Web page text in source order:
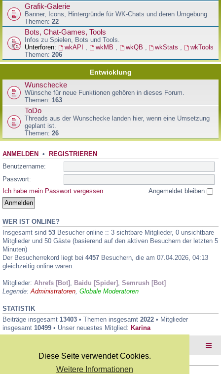
Diese Seite verwendet Cookies.
Weitere Informationen
Grafik-Galerie
Banner, Icons, Hintergründe für WK-Chats und deren Umgebung
Themen: 22
Bots, Chat-Games, Tools
Infos zu Spielen, Bots und Tools.
Unterforen:
wkAPI , wkMB , wkQB , wkStats ,
wkTools
Themen: 206
Entwicklung
Wunschecke
Wünsche für neue Funktionen gehören in dieses Forum.
Themen: 163
ToDo
Threads aus der Wunschecke landen hier, wenn eine Umsetzung
geplant ist.
Themen: 26
ANMELDEN • REGISTRIEREN
Benutzername:
Passwort:
Ich habe mein Passwort vergessen
Angemeldet bleiben
WER IST ONLINE?
Insgesamt sind 53 Besucher online :: 3 sichtbare Mitglieder, 0 unsichtbare
Mitglieder und 50 Gäste (basierend auf den aktiven Besuchern der letzten 5
Minuten)
Der Besucherrekord liegt bei 4457 Besuchern, die am 07.04.2026, 04:13
gleichzeitig online waren.
Mitglieder: Ahrefs [Bot] , Baidu [Spider] , Semrush [Bot]
Legende:Administratoren, Globale Moderatoren
STATISTIK
Beiträge insgesamt 13403 • Themen insgesamt 2022 • Mitglieder
insgesamt 10499 • Unser neuestes Mitglied: Karina